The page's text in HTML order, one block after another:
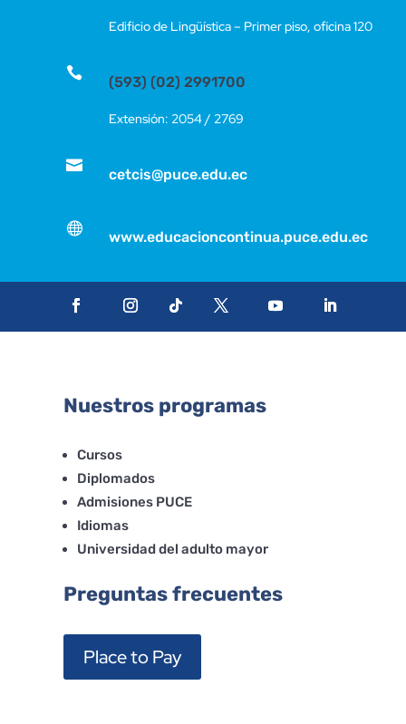
Edificio de Lingüística – Primer piso, oficina 120

(593) (02) 2991700
Extensión: 2054 / 2769

cetcis@puce.edu.ec

www.educacioncontinua.puce.edu.ec
Nuestros programas
Cursos
Diplomados
Admisiones PUCE
Idiomas
Universidad del adulto mayor
Preguntas frecuentes
Place to Pay